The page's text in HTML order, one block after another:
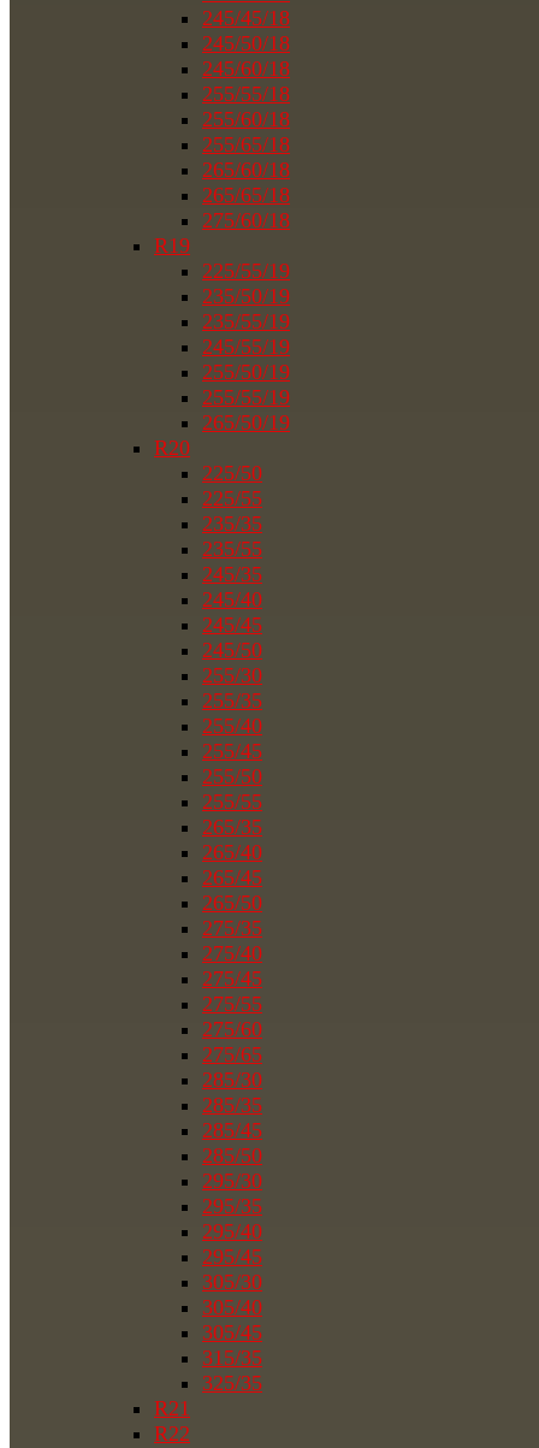
245/45/18
245/50/18
245/60/18
255/55/18
255/60/18
255/65/18
265/60/18
265/65/18
275/60/18
R19
225/55/19
235/50/19
235/55/19
245/55/19
255/50/19
255/55/19
265/50/19
R20
225/50
225/55
235/35
235/55
245/35
245/40
245/45
245/50
255/30
255/35
255/40
255/45
255/50
255/55
265/35
265/40
265/45
265/50
275/35
275/40
275/45
275/55
275/60
275/65
285/30
285/35
285/45
285/50
295/30
295/35
295/40
295/45
305/30
305/40
305/45
315/35
325/35
R21
R22